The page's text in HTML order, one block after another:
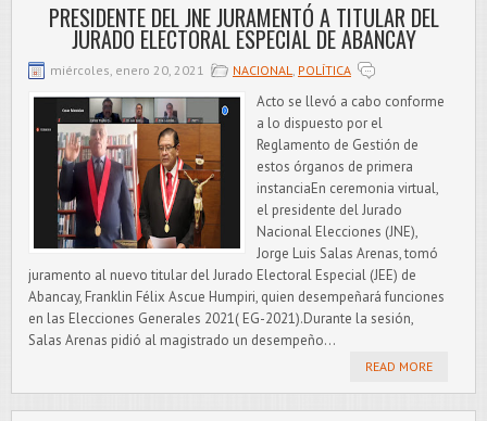
PRESIDENTE DEL JNE JURAMENTÓ A TITULAR DEL
JURADO ELECTORAL ESPECIAL DE ABANCAY
miércoles, enero 20, 2021 NACIONAL, POLÍTICA
Acto se llevó a cabo conforme
a lo dispuesto por el
Reglamento de Gestión de
estos órganos de primera
instanciaEn ceremonia virtual,
el presidente del Jurado
Nacional Elecciones (JNE),
Jorge Luis Salas Arenas, tomó
juramento al nuevo titular del Jurado Electoral Especial (JEE) de
Abancay, Franklin Félix Ascue Humpiri, quien desempeñará funciones
en las Elecciones Generales 2021( EG-2021).Durante la sesión,
Salas Arenas pidió al magistrado un desempeño...
READ MORE